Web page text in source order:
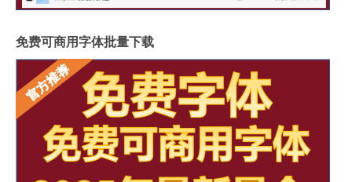
免费可商用字体批量下载